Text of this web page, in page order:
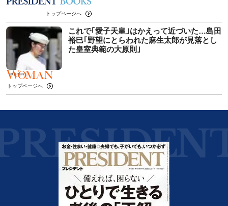
トップページへ
これで｢愛子天皇｣はかえって近づいた…島田
裕巳｢野望にとらわれた麻生太郎が見落とし
た皇室典範の大原則｣
トップページへ